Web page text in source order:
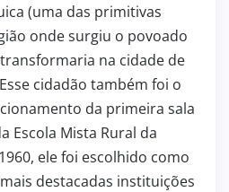
(uma das primitivas
onde surgiu o povoado
na cidade de
cidadão também foi o
da primeira sala
Escola Mista Rural da
ele foi escolhido como
destacadas instituições